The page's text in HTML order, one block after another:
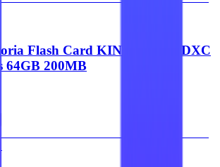
Flash Card KINGSTON SDXC
64GB 200MB